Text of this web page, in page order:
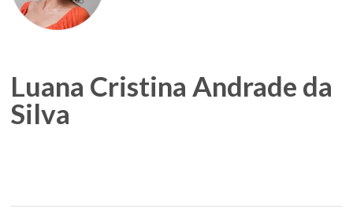
Luana Cristina Andrade da
Silva